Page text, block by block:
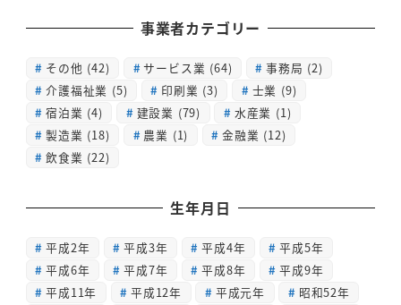
事業者カテゴリー
その他 (42) サービス業 (64) 事務局 (2)
介護福祉業 (5) 印刷業 (3) 士業 (9)
宿泊業 (4) 建設業 (79) 水産業 (1)
製造業 (18) 農業 (1) 金融業 (12)
飲食業 (22)
生年月日
平成2年 平成3年 平成4年
平成5年
平成6年
平成7年 平成8年
平成9年
平成11年
平成12年 平成元年
昭和52年